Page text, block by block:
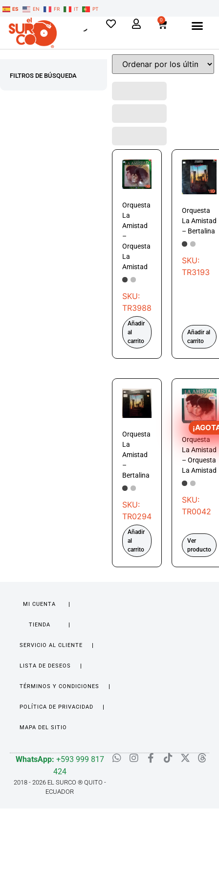
ES EN FR IT PT
0
FILTROS DE BÚSQUEDA
Orquesta
La
Amistad
–
Orquesta
La
Amistad
SKU:
TR3988
Añadir
al
carrito
Orquesta
La Amistad
– Bertalina
SKU:
TR3193
Añadir al
carrito
Orquesta
La
Amistad
–
Bertalina
SKU:
TR0294
Añadir
al
carrito
Orquesta
La Amistad
– Orquesta
La Amistad
SKU:
TR0042
Ver
producto
MI CUENTA
TIENDA
SERVICIO AL CLIENTE
LISTA DE DESEOS
TÉRMINOS Y CONDICIONES
POLÍTICA DE PRIVACIDAD
MAPA DEL SITIO
WhatsApp: +593 999 817
424
2018 - 2026 EL SURCO ® QUITO -
ECUADOR